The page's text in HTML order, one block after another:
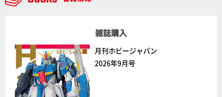
雑誌購入
月刊ホビージャパン
2026年9月号